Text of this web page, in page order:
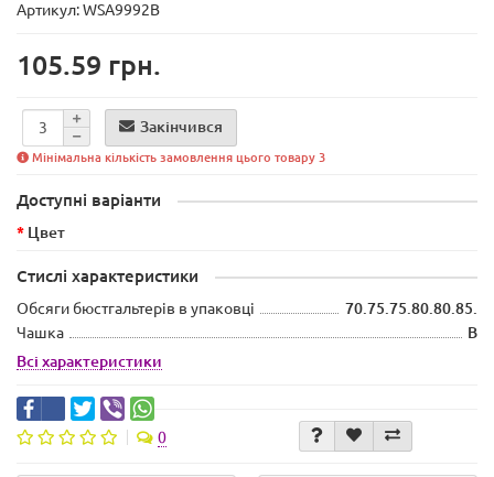
Артикул: WSA9992B
105.59 грн.
Закінчився
Мінімальна кількість замовлення цього товару 3
Доступні варіанти
Цвет
Стислі характеристики
Обсяги бюстгальтерів в упаковці
70.75.75.80.80.85.
Чашка
B
Всі характеристики
0